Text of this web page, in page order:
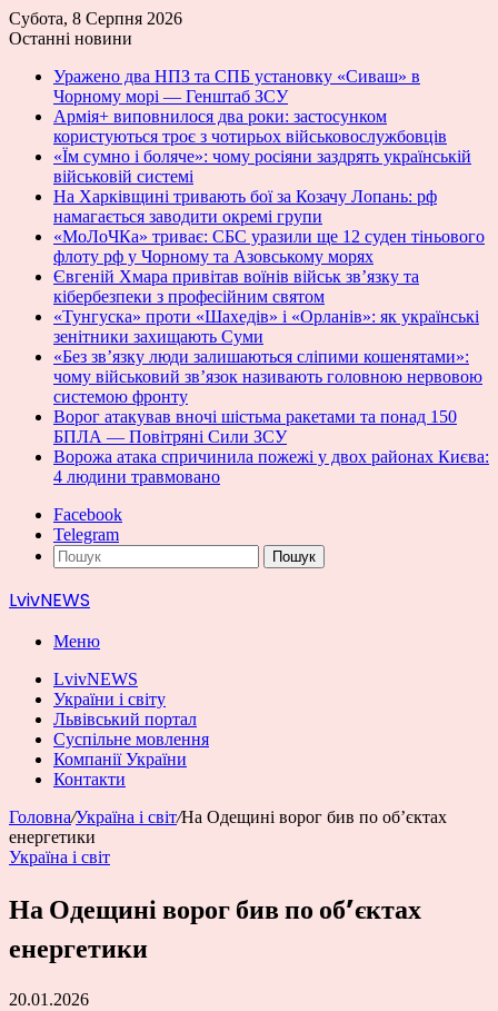
Субота, 8 Серпня 2026
Останні новини
Уражено два НПЗ та СПБ установку «Сиваш» в
Чорному морі — Генштаб ЗСУ
Армія+ виповнилося два роки: застосунком
користуються троє з чотирьох військовослужбовців
«Їм сумно і боляче»: чому росіяни заздрять українській
військовій системі
На Харківщині тривають бої за Козачу Лопань: рф
намагається заводити окремі групи
«МоЛоЧКа» триває: СБС уразили ще 12 суден тіньового
флоту рф у Чорному та Азовському морях
Євгеній Хмара привітав воїнів військ зв’язку та
кібербезпеки з професійним святом
«Тунгуска» проти «Шахедів» і «Орланів»: як українські
зенітники захищають Суми
«Без зв’язку люди залишаються сліпими кошенятами»:
чому військовий зв’язок називають головною нервовою
системою фронту
Ворог атакував вночі шістьма ракетами та понад 150
БПЛА — Повітряні Сили ЗСУ
Ворожа атака спричинила пожежі у двох районах Києва:
4 людини травмовано
Facebook
Telegram
Пошук
LvivNEWS
Меню
LvivNEWS
України і світу
Львівський портал
Суспільне мовлення
Компанії України
Контакти
Головна/Україна і світ/На Одещині ворог бив по об’єктах
енергетики
Україна і світ
На Одещині ворог бив по об’єктах
енергетики
20.01.2026